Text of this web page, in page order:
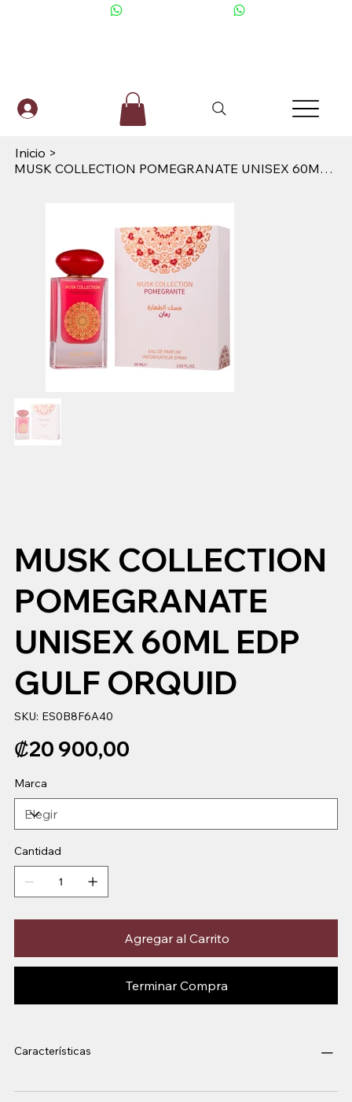
Inicio >
MUSK COLLECTION POMEGRANATE UNISEX 60ML EDP GULF ORQUID
MUSK COLLECTION
POMEGRANATE
UNISEX 60ML EDP
GULF ORQUID
SKU: SKU
ES0B8F6A40
ES0B8F6A40
Precio
₡20 900,00
Marca
Cantidad
Agregar al Carrito
Terminar Compra
Características